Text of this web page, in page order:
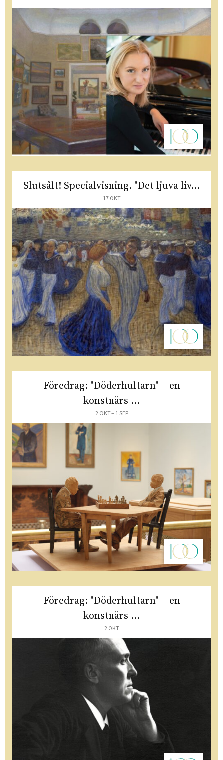
Slutsålt! Specialvisning. "Det ljuva liv...
17 OKT
Föredrag: "Döderhultarn" – en
konstnärs ...
2 OKT – 1 SEP
Föredrag: "Döderhultarn" – en
konstnärs ...
2 OKT